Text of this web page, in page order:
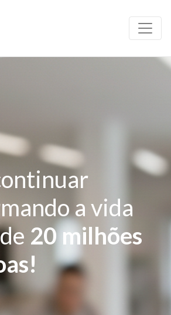
a vida
20 milhões